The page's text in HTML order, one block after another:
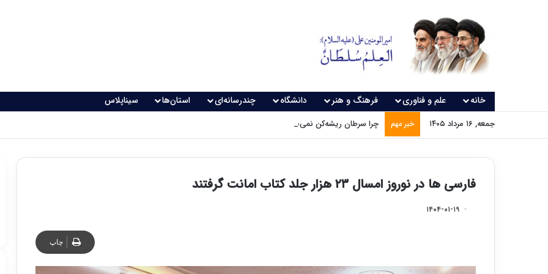
خانه علم و فناوری فرهنگ و هنر دانشگاه چندرسانه‌ای استان‌ها سیناپلاس
جمعه, ۱۶ مرداد ۱۴۰۵ خبر مهم چرا سرطان ریشه‌کن نمی‌شود؟
فارسی ها در نوروز امسال ۲۳ هزار جلد کتاب امانت گرفتند
۱۴۰۴-۰۱-۱۹
چاپ